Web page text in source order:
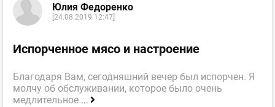
Юлия Федоренко
[24.08.2019 12:47]
Испорченное мясо и настроение
Благодаря Вам, сегодняшний вечер был испорчен. Я
молчу об обслуживании, которое было очень
медлительное ...